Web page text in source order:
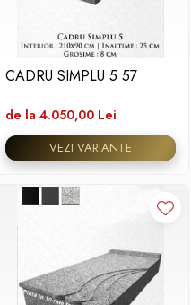
CADRU SIMPLU 5 57
de la 4.050,00 Lei
VEZI VARIANTE